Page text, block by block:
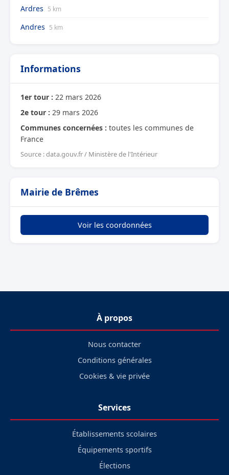
Ardres 5 km
Andres 5 km
Informations
1er tour : 22 mars 2026
2e tour : 29 mars 2026
Communes concernées : toutes les communes de
France
Source : data.gouv.fr / Ministère de l'Intérieur
Mairie de Brêmes
Voir les coordonnées
À propos
Nous contacter
Conditions générales
Cookies & vie privée
Services
Établissements scolaires
Équipements sportifs
Élections